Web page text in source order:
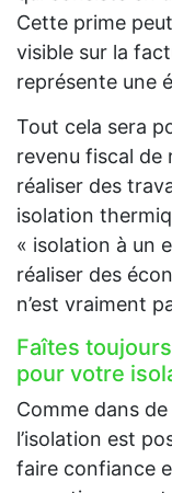
Cette prime
visible sur la
représente une
Tout cela sera
revenu fiscal de
réaliser des
isolation
« isolation à un
réaliser des
n’est vraiment
Faîtes
pour votre
Comme dans
l’isolation est
faire confiance